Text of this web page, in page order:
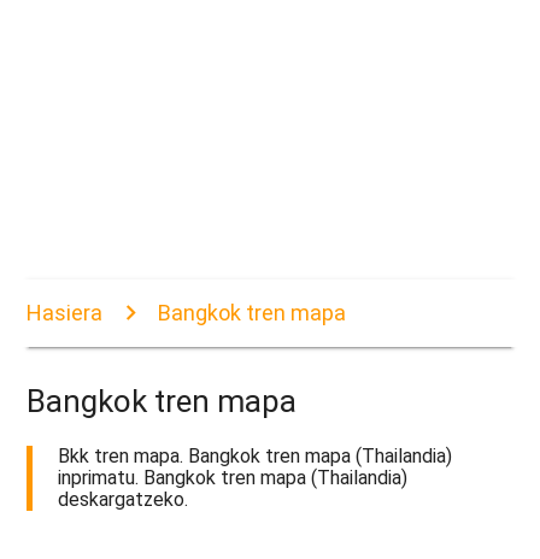
Hasiera Bangkok tren mapa
Bangkok tren mapa
Bkk tren mapa. Bangkok tren mapa (Thailandia)
inprimatu. Bangkok tren mapa (Thailandia)
deskargatzeko.